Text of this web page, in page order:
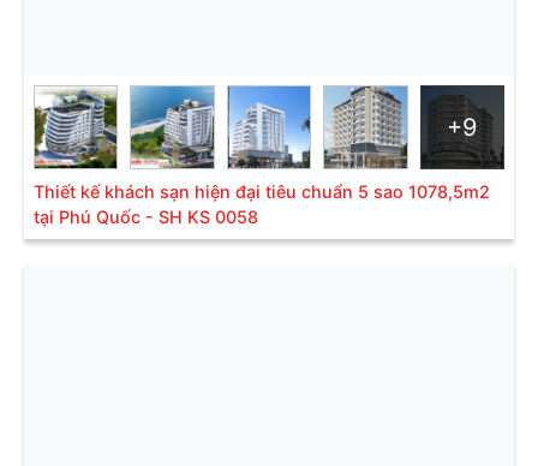
+9
Thiết kế khách sạn hiện đại tiêu chuẩn 5 sao 1078,5m2
tại Phú Quốc - SH KS 0058